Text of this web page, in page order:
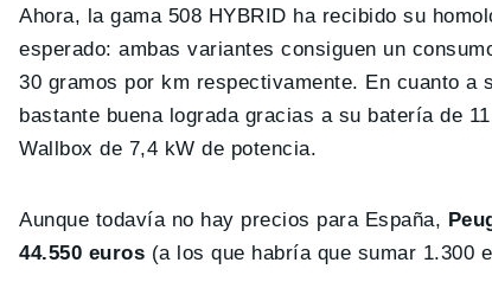
Ahora, la gama 508 HYBRID ha recibido su
esperado: ambas variantes consiguen un
30 gramos por km respectivamente. En cuanto a
bastante buena lograda gracias a su batería de
Wallbox de 7,4 kW de potencia.
Aunque todavía no hay precios para España,
44.550 euros (a los que habría que sumar 1.300